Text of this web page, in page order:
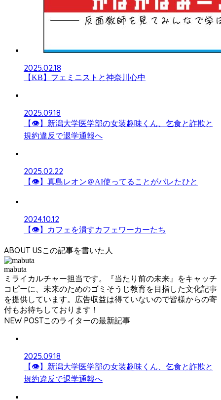
2025.02.18
【KB】フェミニストと神奈川心中
2025.09.18
【👁】新潟大学医学部の女装趣味くん、乞食と詐欺と
規約違反で退学通報へ
2025.02.22
【👁】真島レオン＠AI使ってることがバレたひと
2024.10.12
【👁】カフェを潰すカフェワーカーたち
ABOUT US
mabuta
ミライカルチャー担当です。『当たり前の未来』をキャッチ
コピーに、未来のためのゴミそうじ教育を目指した文化記事
を提供しています。広告収益は得ていないので皆様からの寄
付もお待ちしております！
NEW POST
2025.09.18
【👁】新潟大学医学部の女装趣味くん、乞食と詐欺と
規約違反で退学通報へ